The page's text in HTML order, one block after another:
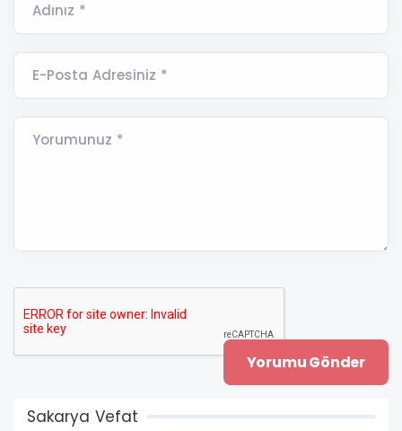
Adınız *
E-Posta Adresiniz *
Yorumunuz *
Sakarya Vefat